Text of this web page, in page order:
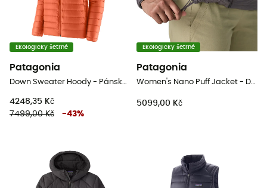
Ekologicky šetrné
Patagonia
Down Sweater Hoody - PánskáPéřová bunda
4248,35 Kč
7499,00 Kč
-43%
Ekologicky šetrné
Patagonia
Women's Nano Puff Jacket - Dámská péřova
5099,00 Kč